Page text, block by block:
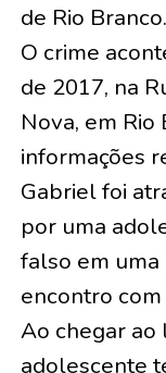
de Rio Branco.
O crime
de 2017, na
Nova, em Rio
informações
Gabriel foi
por uma
falso em
encontro com
Ao chegar ao
adolescente